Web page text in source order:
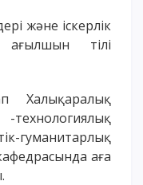
және іскерлік
ағылшын тілі
гуманитарлық
аға